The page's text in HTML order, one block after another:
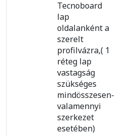
Tecnoboard
lap
oldalanként a
szerelt
profilvázra,( 1
réteg lap
vastagság
szükséges
mindösszesen-
valamennyi
szerkezet
esetében)